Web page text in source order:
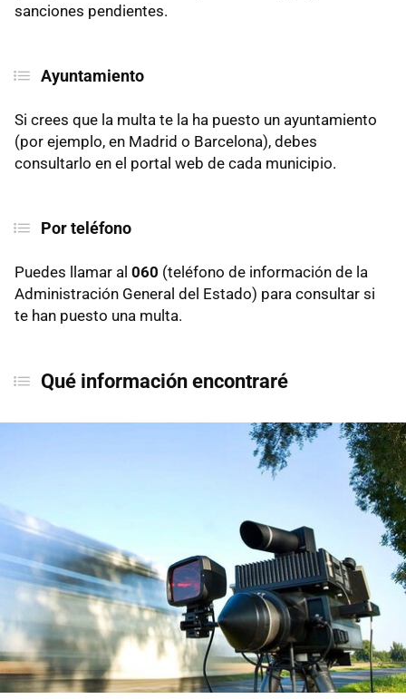
sanciones pendientes.
Ayuntamiento
Si crees que la multa te la ha puesto un ayuntamiento
(por ejemplo, en Madrid o Barcelona), debes
consultarlo en el portal web de cada municipio.
Por teléfono
Puedes llamar al 060 (teléfono de información de la
Administración General del Estado) para consultar si
te han puesto una multa.
Qué información encontraré